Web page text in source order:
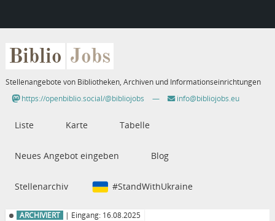
Biblio Jobs
Stellenangebote von Bibliotheken, Archiven und Informationseinrichtungen
https://openbiblio.social/@bibliojobs
— info@bibliojobs.eu
Liste Karte Tabelle
Neues Angebot eingeben Blog
Stellenarchiv #StandWithUkraine
ARCHIVIERT | Eingang: 16.08.2025